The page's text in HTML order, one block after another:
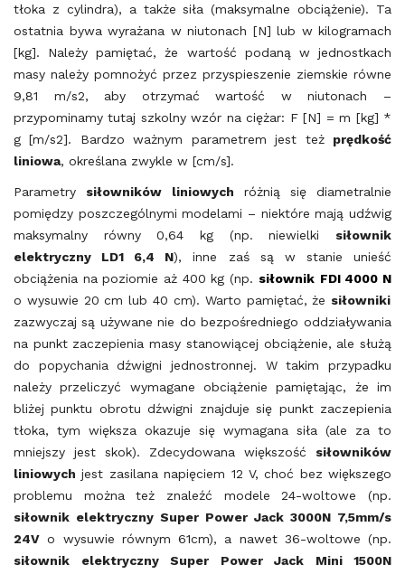
tłoka z cylindra), a także siła (maksymalne obciążenie). Ta
ostatnia bywa wyrażana w niutonach [N] lub w kilogramach
[kg]. Należy pamiętać, że wartość podaną w jednostkach
masy należy pomnożyć przez przyspieszenie ziemskie równe
9,81 m/s2, aby otrzymać wartość w niutonach –
przypominamy tutaj szkolny wzór na ciężar: F [N] = m [kg] *
g [m/s2]. Bardzo ważnym parametrem jest też prędkość
liniowa, określana zwykle w [cm/s].
Parametry siłowników liniowych różnią się diametralnie
pomiędzy poszczególnymi modelami – niektóre mają udźwig
maksymalny równy 0,64 kg (np. niewielki siłownik
elektryczny LD1 6,4 N), inne zaś są w stanie unieść
obciążenia na poziomie aż 400 kg (np. siłownik FDI 4000 N
o wysuwie 20 cm lub 40 cm). Warto pamiętać, że siłowniki
zazwyczaj są używane nie do bezpośredniego oddziaływania
na punkt zaczepienia masy stanowiącej obciążenie, ale służą
do popychania dźwigni jednostronnej. W takim przypadku
należy przeliczyć wymagane obciążenie pamiętając, że im
bliżej punktu obrotu dźwigni znajduje się punkt zaczepienia
tłoka, tym większa okazuje się wymagana siła (ale za to
mniejszy jest skok). Zdecydowana większość siłowników
liniowych jest zasilana napięciem 12 V, choć bez większego
problemu można też znaleźć modele 24-woltowe (np.
siłownik elektryczny Super Power Jack 3000N 7,5mm/s
24V o wysuwie równym 61cm), a nawet 36-woltowe (np.
siłownik elektryczny Super Power Jack Mini 1500N